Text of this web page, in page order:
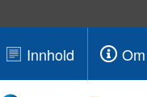
Innhold